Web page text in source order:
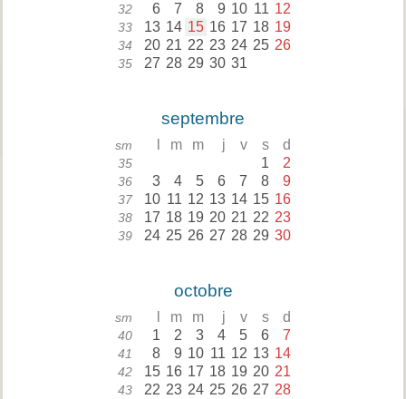
32 6 7 8 9 10 11 12
33 13 14 15 16 17 18 19
34 20 21 22 23 24 25 26
35 27 28 29 30 31
septembre
sm m m j v s d
35 1 2
36 3 4 5 6 7 8 9
37 10 11 12 13 14 15 16
38 17 18 19 20 21 22 23
39 24 25 26 27 28 29 30
octobre
sm m m j v s d
40 1 2 3 4 5 6 7
41 8 9 10 11 12 13 14
42 15 16 17 18 19 20 21
43 22 23 24 25 26 27 28